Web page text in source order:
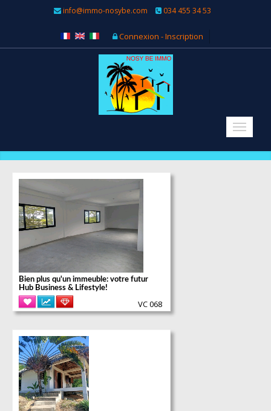
info@immo-nosybe.com 034 455 34 53
Connexion - Inscription
Plus d'informations
Bien plus qu'un immeuble: votre futur
Hub Business & Lifestyle!
VC 068
Plus d'informations